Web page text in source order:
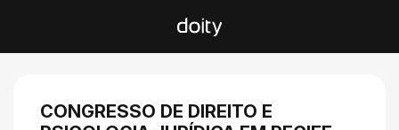
CONGRESSO DE DIREITO E